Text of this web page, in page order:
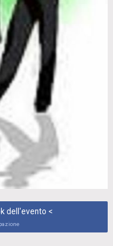
dell'evento <